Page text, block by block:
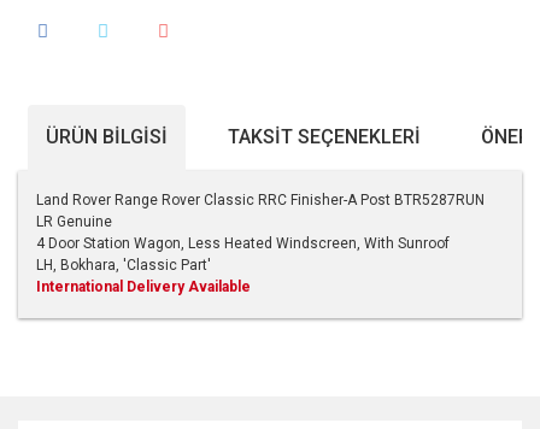
ÜRÜN BILGISI TAKSIT SEÇENEKLERI
Land Rover Range Rover Classic RRC Finisher-A Post BTR5287RUN
LR Genuine
4 Door Station Wagon, Less Heated Windscreen, With Sunroof
LH, Bokhara, 'Classic Part'
International Delivery Available